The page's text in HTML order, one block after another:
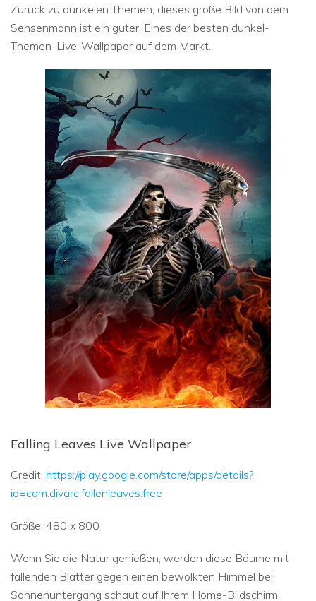
Zurück zu dunkelen Themen, dieses große Bild von dem
Sensenmann ist ein guter. Eines der besten dunkel-
Themen-Live-Wallpaper auf dem Markt.
Falling Leaves Live Wallpaper
Credit: https://play.google.com/store/apps/details?
id=com.divarc.fallenleaves.free
Größe: 480 x 800
Wenn Sie die Natur genießen, werden diese Bäume mit
fallenden Blätter gegen einen bewölkten Himmel bei
Sonnenuntergang schaut auf Ihrem Home-Bildschirm.